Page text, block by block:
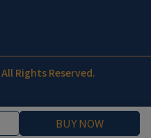
Finish
BUY NOW
All Rights Reserved.